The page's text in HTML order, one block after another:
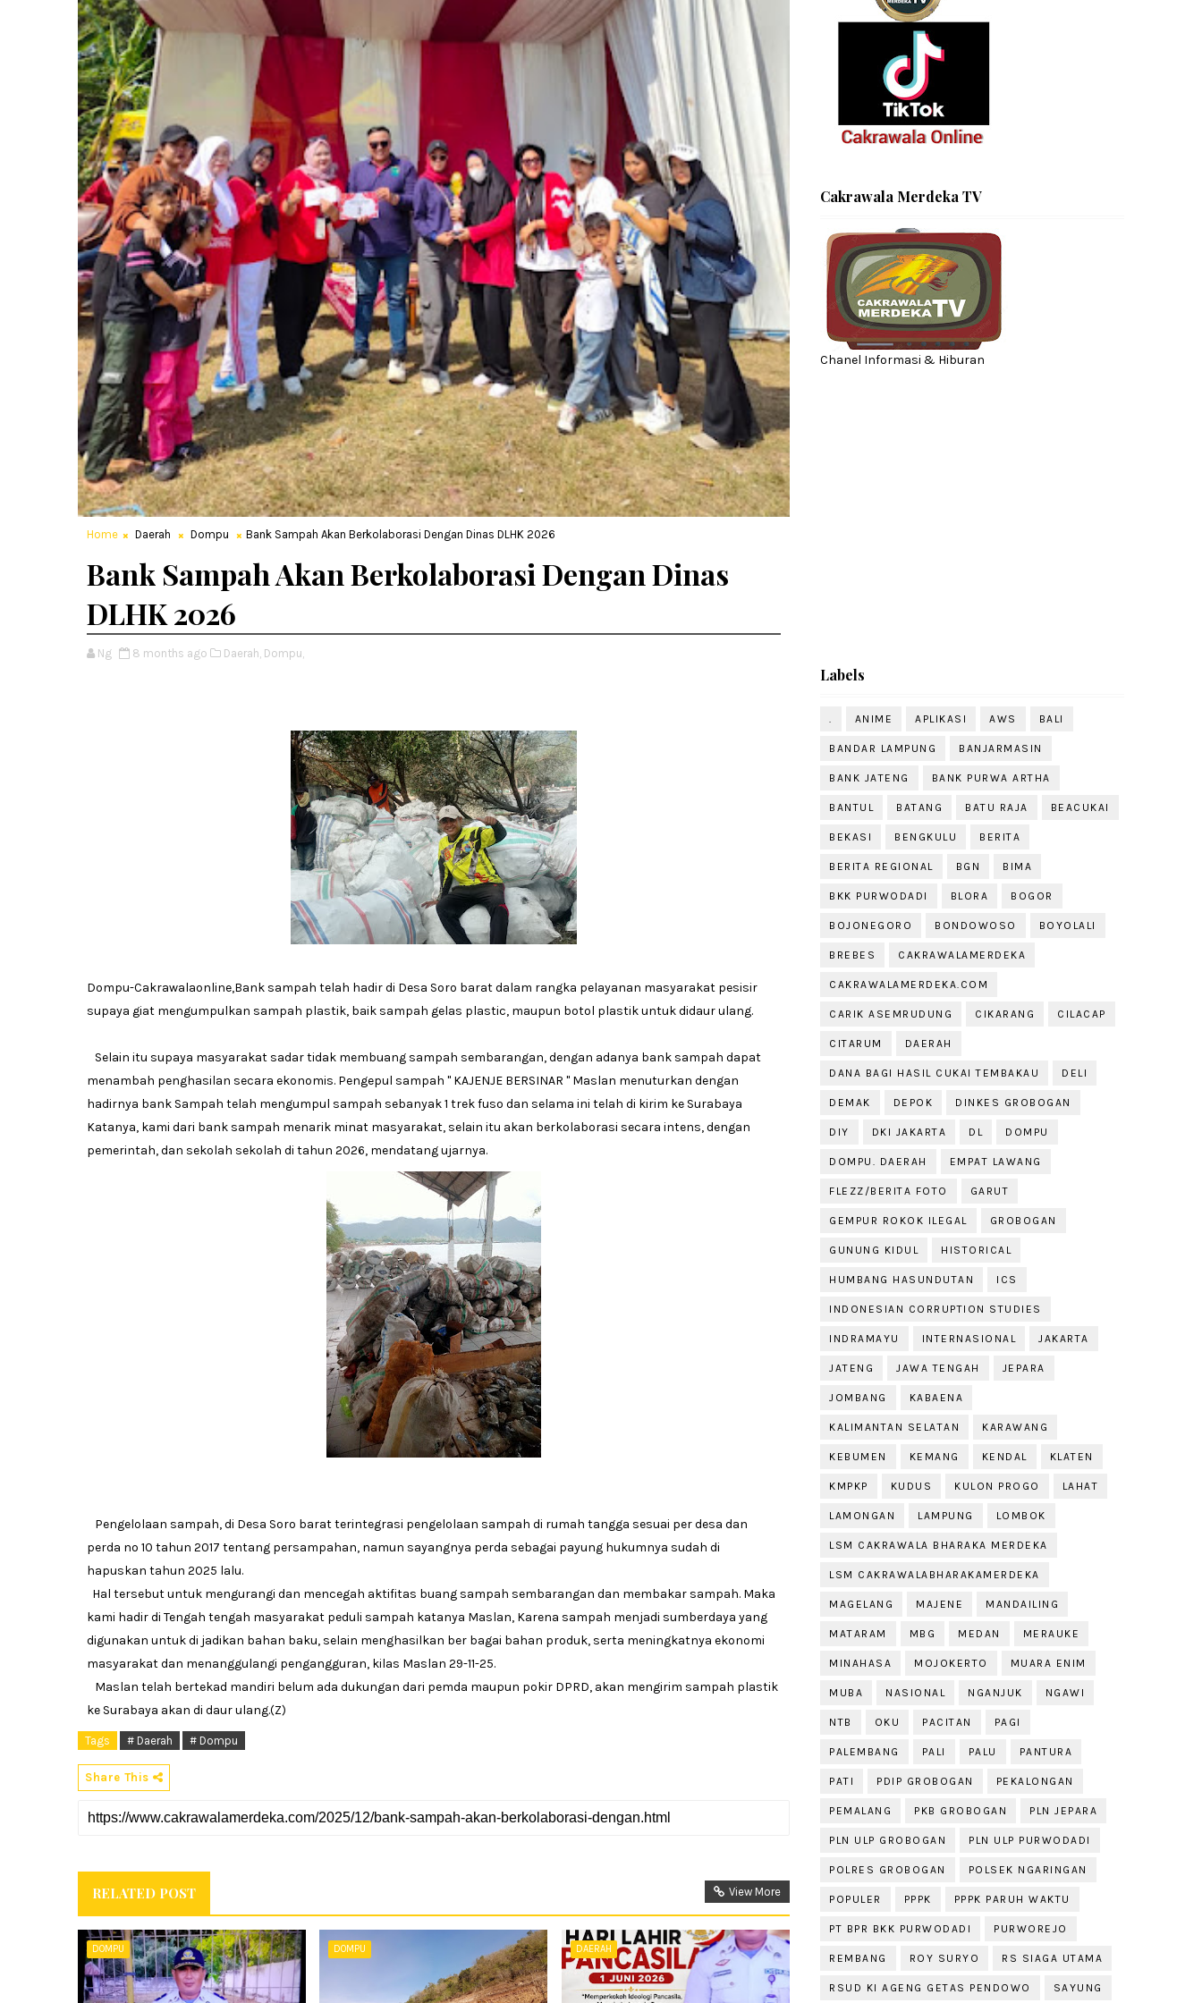
Home Daerah Dompu Bank Sampah Akan Berkolaborasi Dengan Dinas DLHK 2026
Bank Sampah Akan Berkolaborasi Dengan Dinas
DLHK 2026
Ng 8 months ago Daerah, Dompu,
Dompu-Cakrawalaonline,Bank sampah telah hadir di Desa Soro barat dalam rangka pelayanan masyarakat pesisir
supaya giat mengumpulkan sampah plastik, baik sampah gelas plastic, maupun botol plastik untuk didaur ulang.
Selain itu supaya masyarakat sadar tidak membuang sampah sembarangan, dengan adanya bank sampah dapat
menambah penghasilan secara ekonomis. Pengepul sampah " KAJENJE BERSINAR " Maslan menuturkan dengan
hadirnya bank Sampah telah mengumpul sampah sebanyak 1 trek fuso dan selama ini telah di kirim ke Surabaya
Katanya, kami dari bank sampah menarik minat masyarakat, selain itu akan berkolaborasi secara intens, dengan
pemerintah, dan sekolah sekolah di tahun 2026, mendatang ujarnya.
Pengelolaan sampah, di Desa Soro barat terintegrasi pengelolaan sampah di rumah tangga sesuai per desa dan
perda no 10 tahun 2017 tentang persampahan, namun sayangnya perda sebagai payung hukumnya sudah di
hapuskan tahun 2025 lalu.
Hal tersebut untuk mengurangi dan mencegah aktifitas buang sampah sembarangan dan membakar sampah. Maka
kami hadir di Tengah tengah masyarakat peduli sampah katanya Maslan, Karena sampah menjadi sumberdaya yang
digunakan untuk di jadikan bahan baku, selain menghasilkan ber bagai bahan produk, serta meningkatnya ekonomi
masyarakat dan menanggulangi pengangguran, kilas Maslan 29-11-25.
Maslan telah bertekad mandiri belum ada dukungan dari pemda maupun pokir DPRD, akan mengirim sampah plastik
ke Surabaya akan di daur ulang.(Z)
Tags # Daerah # Dompu
Share This
RELATED POST View More
DOMPU DOMPU DAERAH
Cakrawala Merdeka TV
Chanel Informasi & Hiburan
Labels
. ANIME APLIKASI AWS BALI
BANDAR LAMPUNG BANJARMASIN
BANK JATENG BANK PURWA ARTHA
BANTUL BATANG BATU RAJA BEACUKAI
BEKASI BENGKULU BERITA
BERITA REGIONAL BGN BIMA
BKK PURWODADI BLORA BOGOR
BOJONEGORO BONDOWOSO BOYOLALI
BREBES CAKRAWALAMERDEKA
CAKRAWALAMERDEKA.COM
CARIK ASEMRUDUNG CIKARANG CILACAP
CITARUM DAERAH
DANA BAGI HASIL CUKAI TEMBAKAU DELI
DEMAK DEPOK DINKES GROBOGAN
DIY DKI JAKARTA DL DOMPU
DOMPU. DAERAH EMPAT LAWANG
FLEZZ/BERITA FOTO GARUT
GEMPUR ROKOK ILEGAL GROBOGAN
GUNUNG KIDUL HISTORICAL
HUMBANG HASUNDUTAN ICS
INDONESIAN CORRUPTION STUDIES
INDRAMAYU INTERNASIONAL JAKARTA
JATENG JAWA TENGAH JEPARA
JOMBANG KABAENA
KALIMANTAN SELATAN KARAWANG
KEBUMEN KEMANG KENDAL KLATEN
KMPKP KUDUS KULON PROGO LAHAT
LAMONGAN LAMPUNG LOMBOK
LSM CAKRAWALA BHARAKA MERDEKA
LSM CAKRAWALABHARAKAMERDEKA
MAGELANG MAJENE MANDAILING
MATARAM MBG MEDAN MERAUKE
MINAHASA MOJOKERTO MUARA ENIM
MUBA NASIONAL NGANJUK NGAWI
NTB OKU PACITAN PAGI
PALEMBANG PALI PALU PANTURA
PATI PDIP GROBOGAN PEKALONGAN
PEMALANG PKB GROBOGAN PLN JEPARA
PLN ULP GROBOGAN PLN ULP PURWODADI
POLRES GROBOGAN POLSEK NGARINGAN
POPULER PPPK PPPK PARUH WAKTU
PT BPR BKK PURWODADI PURWOREJO
REMBANG ROY SURYO RS SIAGA UTAMA
RSUD KI AGENG GETAS PENDOWO SAYUNG